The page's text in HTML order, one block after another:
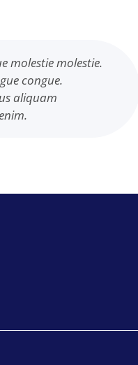
molestie molestie.
congue.
aliquam